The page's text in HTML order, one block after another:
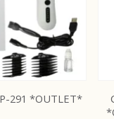
291 *OUTLET*